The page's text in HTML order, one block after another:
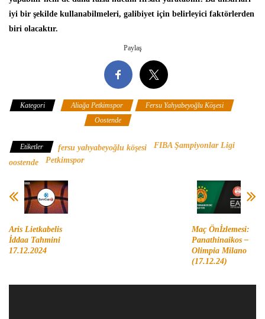
iyi bir şekilde kullanabilmeleri, galibiyet için belirleyici faktörlerden
biri olacaktır.
Paylaş
Kategori Aliağa Petkimspor
Fersu Yahyabeyoğlu Köşesi
Oostende
Etiketler fersu yahyabeyoğlu köşesi
FIBA Şampiyonlar Ligi
oostende
Petkimspor
Aris Lietkabelis
İddaa Tahmini
17.12.2024
Maç Önİzlemesi:
Panathinaikos –
Olimpia Milano
(17.12.24)